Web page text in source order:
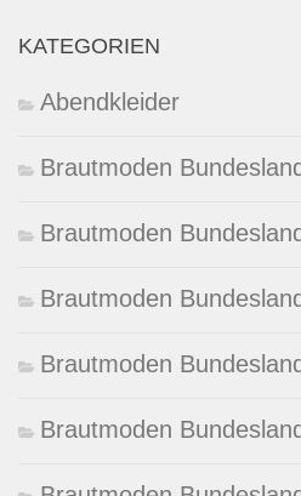
KATEGORIEN
Abendkleider
Brautmoden
Brautmoden
Brautmoden
Brautmoden
Brautmoden